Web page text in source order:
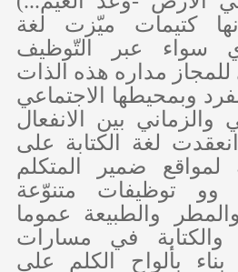
كتيمات ميّزت لغة
سواء عبر التّوظيف
للمجاز مداره هذه الذات
وبمحيطها الاجتماعي
والزماني بين الانفعال
لغة الكتابة على
لمواقع ضمير المتكلم
وو توظيفات متنوّعة
والطبيعة عموما
والكتابة في مسارات
بناء بألواح الكلم على